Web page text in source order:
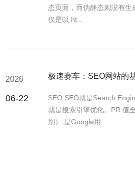
态页面，而伪静态则没有生
仅是以.ht...
2026
06-22
极速赛车：SEO网站的
SEO SEO就是Search
就是搜索引擎优化。PR 值
别）,是Google用...